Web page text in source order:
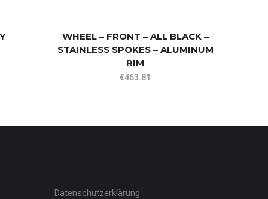
WHEEL – FRONT – ALL BLACK –
STAINLESS SPOKES – ALUMINUM
RIM
€463.81
Datenschutzerklärung